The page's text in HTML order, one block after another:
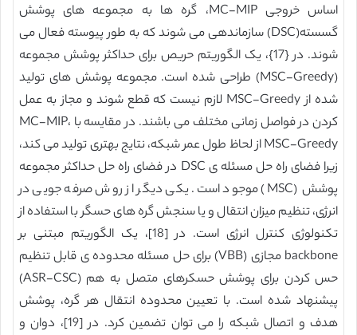
اساس خروجی MC-MIP، گره ها به مجموعه های پوشش
گسسته(DSC) سازماندهی می شوند که به طور پیوسته فعال می
شوند. در {17}، یک الگوریتم حریص برای حداکثر پوشش مجموعه
(MSC-Greedy) طراحی شده است. مجموعه پوشش های تولید
شده از MSC-Greedy لازم نیست که قطع شوند و مجاز به عمل
کردن در فواصل زمانی مختلف می باشند. در مقایسه با MC-MIP،
MSC-Greedy از لحاظ طول عمر شبکه، نتایج بهتری تولید می کند،
زیرا فضای راه حل مسئله ی DSC در فضای راه حل حداکثر مجموعه
پوشش (MSC) موجود است. یکی دیگر از روش صرفه جویی در
انرژی، تنظیم میزان انتقال و یا سنجش گره های حسگر با استفاده از
تکنولوژی کنترل انرژی است. در [18]، یک الگوریتم مبتنی بر
backbone مجازی (VBB) برای حل مسئله محدوده ی قابل تنظیم
حس کردن برای پوشش حسکرهای متصل به هم (ASR-CSC)
پیشنهاد شده است. با تعیین محدوده انتقال هر گره، پوشش
هدف و اتصال شبکه را می توان تضمین کرد. در [19]، دوان و